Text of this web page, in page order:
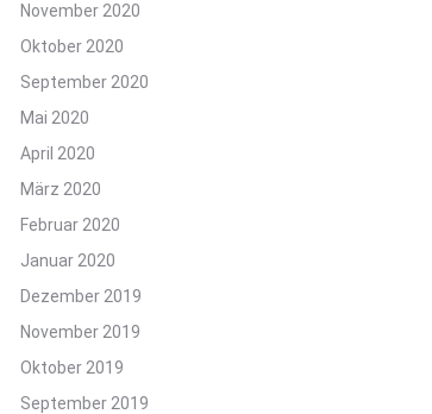
November 2020
Oktober 2020
September 2020
Mai 2020
April 2020
März 2020
Februar 2020
Januar 2020
Dezember 2019
November 2019
Oktober 2019
September 2019